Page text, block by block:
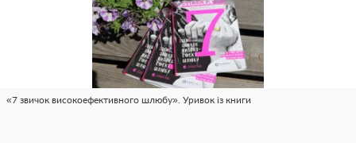
«7 звичок високоефективного шлюбу». Уривок із книги